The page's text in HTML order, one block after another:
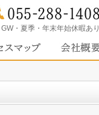
・夏季・年末年始休暇あり